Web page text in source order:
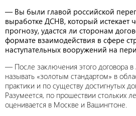
— Вы были главой российской
выработке ДСНВ, который истекает
прогнозу, удастся ли сторонам
формате взаимодействия в сфере
наступательных вооружений на
— После заключения этого договора в
называть «золотым стандартом» в
практики и по существу достигнутых
Разумеется, по прошествии стольких
оценивается в Москве и Вашингтоне.